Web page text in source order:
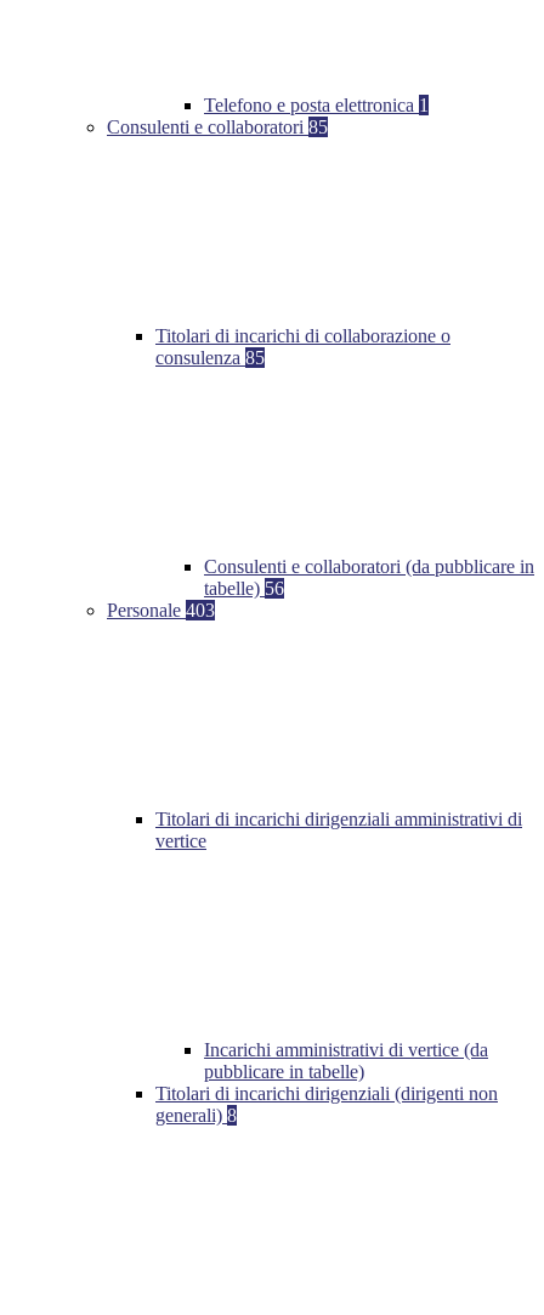
Telefono e posta elettronica 1
Consulenti e collaboratori 85
Titolari di incarichi di collaborazione o
consulenza 85
Consulenti e collaboratori (da pubblicare in
tabelle) 56
Personale 403
Titolari di incarichi dirigenziali amministrativi di
vertice
Incarichi amministrativi di vertice (da
pubblicare in tabelle)
Titolari di incarichi dirigenziali (dirigenti non
generali) 8